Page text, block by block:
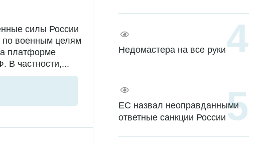
силы России
по военным целям
платформе
В частности,...
Недомастера на все руки
ЕС назвал неоправданными
ответные санкции России